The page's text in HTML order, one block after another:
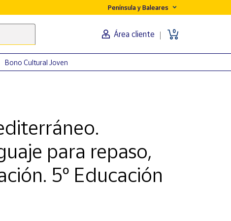
Península y Baleares
Área cliente 0
Bono Cultural Joven
para repaso,
5º Educación